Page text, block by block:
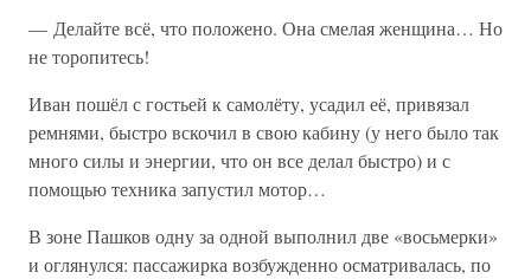
— Делайте всё, что положено. Она смелая женщина… Но
не торопитесь!
Иван пошёл с гостьей к самолёту, усадил её, привязал
ремнями, быстро вскочил в свою кабину (у него было так
много силы и энергии, что он все делал быстро) и с
помощью техника запустил мотор…
В зоне Пашков одну за одной выполнил две «восьмерки»
и оглянулся: пассажирка возбужденно осматривалась, по